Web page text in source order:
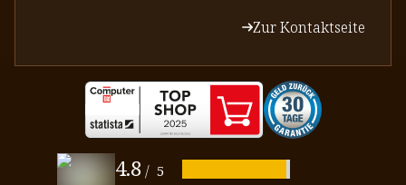
Zur Kontaktseite
4.8 / 5